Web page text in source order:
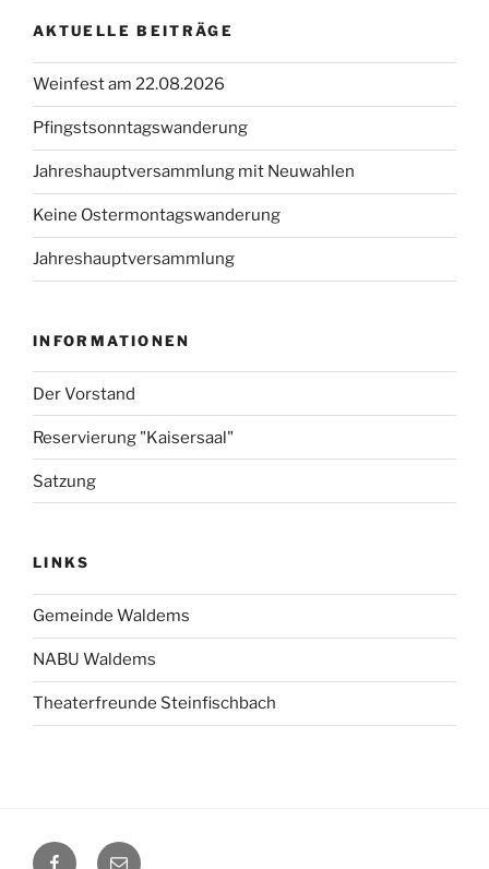
AKTUELLE BEITRÄGE
Weinfest am 22.08.2026
Pfingstsonntagswanderung
Jahreshauptversammlung mit Neuwahlen
Keine Ostermontagswanderung
Jahreshauptversammlung
INFORMATIONEN
Der Vorstand
Reservierung "Kaisersaal"
Satzung
LINKS
Gemeinde Waldems
NABU Waldems
Theaterfreunde Steinfischbach
Facebook
E-